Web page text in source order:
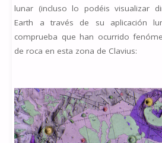
lunar (incluso lo podéis visualizar
Earth a través de su aplicación
comprueba que han ocurrido
de roca en esta zona de Clavius: